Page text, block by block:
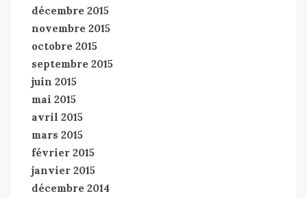
décembre 2015
novembre 2015
octobre 2015
septembre 2015
juin 2015
mai 2015
avril 2015
mars 2015
février 2015
janvier 2015
décembre 2014